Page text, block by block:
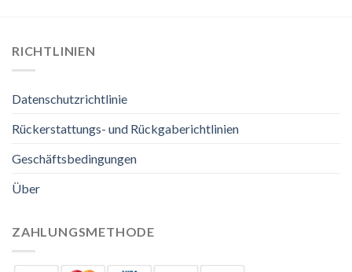
RICHTLINIEN
Datenschutzrichtlinie
Rückerstattungs- und Rückgaberichtlinien
Geschäftsbedingungen
Über
ZAHLUNGSMETHODE